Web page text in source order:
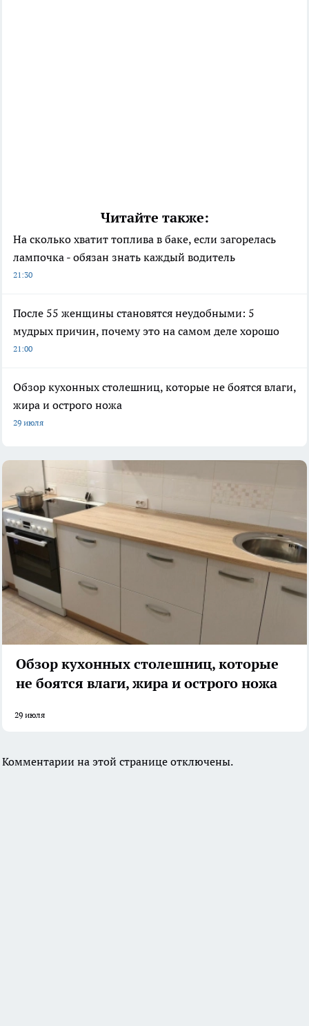
Читайте также:
На сколько хватит топлива в баке, если загорелась
лампочка - обязан знать каждый водитель
21:30
После 55 женщины становятся неудобными: 5
мудрых причин, почему это на самом деле хорошо
21:00
Обзор кухонных столешниц, которые не боятся влаги,
жира и острого ножа
29 июля
Обзор кухонных столешниц, которые
не боятся влаги, жира и острого ножа
29 июля
Комментарии на этой странице отключены.